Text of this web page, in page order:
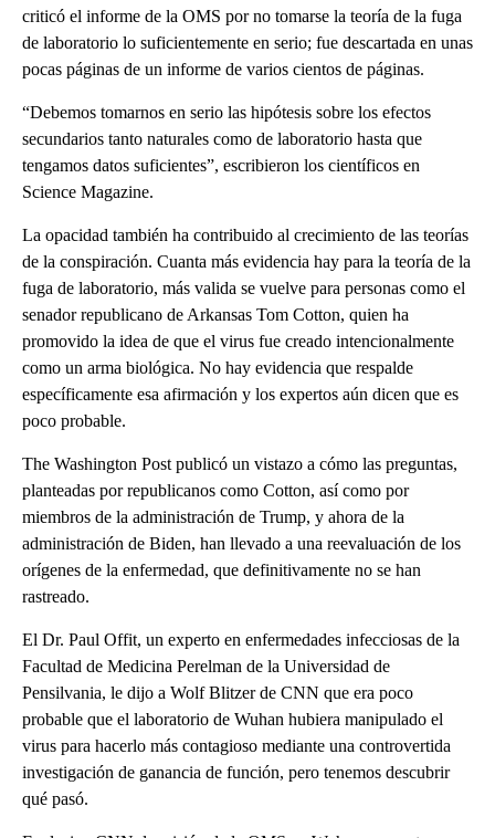
criticó el informe de la OMS por no tomarse la teoría de la fuga
de laboratorio lo suficientemente en serio; fue descartada en unas
pocas páginas de un informe de varios cientos de páginas.
“Debemos tomarnos en serio las hipótesis sobre los efectos
secundarios tanto naturales como de laboratorio hasta que
tengamos datos suficientes”, escribieron los científicos en
Science Magazine.
La opacidad también ha contribuido al crecimiento de las teorías
de la conspiración. Cuanta más evidencia hay para la teoría de la
fuga de laboratorio, más valida se vuelve para personas como el
senador republicano de Arkansas Tom Cotton, quien ha
promovido la idea de que el virus fue creado intencionalmente
como un arma biológica. No hay evidencia que respalde
específicamente esa afirmación y los expertos aún dicen que es
poco probable.
The Washington Post publicó un vistazo a cómo las preguntas,
planteadas por republicanos como Cotton, así como por
miembros de la administración de Trump, y ahora de la
administración de Biden, han llevado a una reevaluación de los
orígenes de la enfermedad, que definitivamente no se han
rastreado.
El Dr. Paul Offit, un experto en enfermedades infecciosas de la
Facultad de Medicina Perelman de la Universidad de
Pensilvania, le dijo a Wolf Blitzer de CNN que era poco
probable que el laboratorio de Wuhan hubiera manipulado el
virus para hacerlo más contagioso mediante una controvertida
investigación de ganancia de función, pero tenemos descubrir
qué pasó.